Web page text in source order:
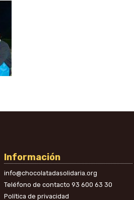
Información
info@chocolatadasolidaria.org
Teléfono de contacto 93 600 63 30
Política de privacidad